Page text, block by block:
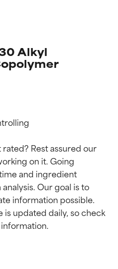
Alkyl
Rest assured our
on it. Going
and ingredient
Our goal is to
information possible.
updated daily, so check
van
door
van
door